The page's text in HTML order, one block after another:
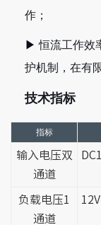
作；
▶恒流工作效
护机制，在有
技术指标
指标
输入电压双
通道
负载电压1
通道